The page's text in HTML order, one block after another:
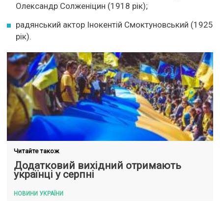
Олександр Солженіцин (1918 рік);
радянський актор Інокентій Смоктуновський (1925
рік).
Читайте також
Додатковий вихідний отримають
українці у серпні
НОВИНИ УКРАЇНИ